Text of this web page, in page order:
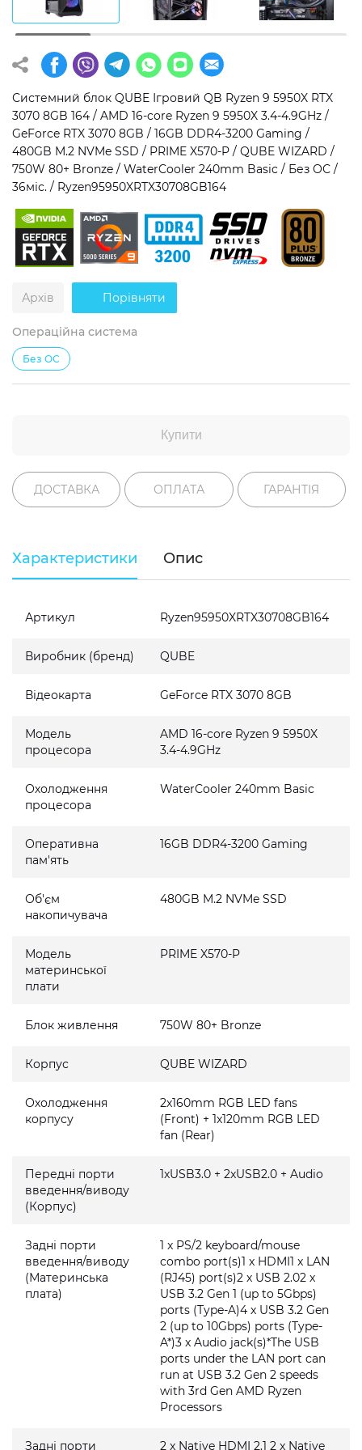
Операційна система
Windows 11 Home
Windows 11 Pro
Без ОС
Тип накопичувача
SSD
HDD
SSD + HDD
Додатково
RGB-підсвічування
Розблокований множник CPU
Надшвидкий M.2 SSD NVME
Системний блок QUBE Ігровий QB Ryzen 9 5950X RTX
3070 8GB 164 / AMD 16-core Ryzen 9 5950X 3.4-4.9GHz /
GeForce RTX 3070 8GB / 16GB DDR4-3200 Gaming /
480GB M.2 NVMe SSD / PRIME X570-P / QUBE WIZARD /
750W 80+ Bronze / WaterCooler 240mm Basic / Без ОС /
36міс. / Ryzen95950XRTX30708GB164
Архів Порівняти
Операційна система
Без ОС
Купити
ДОСТАВКА ОПЛАТА ГАРАНТІЯ
Характеристики Опис
Артикул Ryzen95950XRTX30708GB164
Виробник (бренд) QUBE
Відеокарта GeForce RTX 3070 8GB
Модель
процесора
AMD 16-core Ryzen 9 5950X
3.4-4.9GHz
Охолодження
процесора
WaterCooler 240mm Basic
Оперативна
пам'ять
16GB DDR4-3200 Gaming
Об'єм
накопичувача
480GB M.2 NVMe SSD
Модель
материнської
плати
PRIME X570-P
Блок живлення 750W 80+ Bronze
Корпус QUBE WIZARD
Охолодження
корпусу
2x160mm RGB LED fans
(Front) + 1x120mm RGB LED
fan (Rear)
Передні порти
введення/виводу
(Корпус)
1xUSB3.0 + 2xUSB2.0 + Audio
Задні порти
введення/виводу
(Материнська
плата)
1 x PS/2 keyboard/mouse
combo port(s)1 x HDMI1 x LAN
(RJ45) port(s)2 x USB 2.02 x
USB 3.2 Gen 1 (up to 5Gbps)
ports (Type-A)4 x USB 3.2 Gen
2 (up to 10Gbps) ports (Type-
A*)3 x Audio jack(s)*The USB
ports under the LAN port can
run at USB 3.2 Gen 2 speeds
with 3rd Gen AMD Ryzen
Processors
Задні порти 2 x Native HDMI 2.1 2 x Native